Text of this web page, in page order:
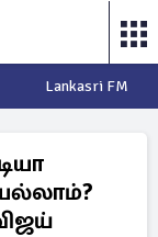
Lankasri FM